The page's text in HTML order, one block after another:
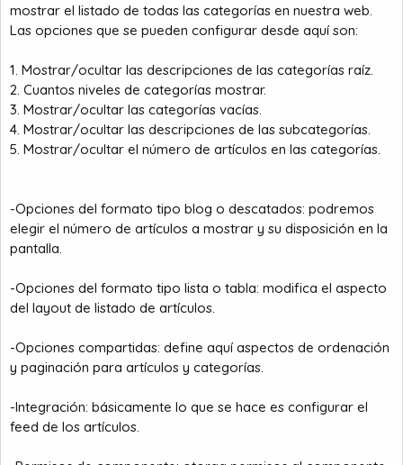
mostrar el listado de todas las categorías en nuestra web.
Las opciones que se pueden configurar desde aquí son:
1. Mostrar/ocultar las descripciones de las categorías raíz.
2. Cuantos niveles de categorías mostrar.
3. Mostrar/ocultar las categorías vacías.
4. Mostrar/ocultar las descripciones de las subcategorías.
5. Mostrar/ocultar el número de artículos en las categorías.
-Opciones del formato tipo blog o descatados: podremos
elegir el número de artículos a mostrar y su disposición en la
pantalla.
-Opciones del formato tipo lista o tabla: modifica el aspecto
del layout de listado de artículos.
-Opciones compartidas: define aquí aspectos de ordenación
y paginación para artículos y categorías.
-Integración: básicamente lo que se hace es configurar el
feed de los artículos.